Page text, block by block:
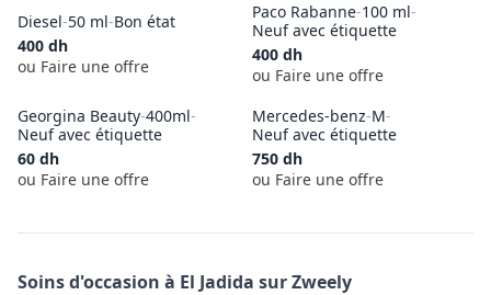
Diesel-50 ml-Bon état
400 dh
ou Faire une offre
Paco Rabanne-100 ml-
Neuf avec étiquette
400 dh
ou Faire une offre
Georgina Beauty-400ml-
Neuf avec étiquette
60 dh
ou Faire une offre
Mercedes-benz-M-
Neuf avec étiquette
750 dh
ou Faire une offre
Soinsd'occasion à El Jadida sur Zweely